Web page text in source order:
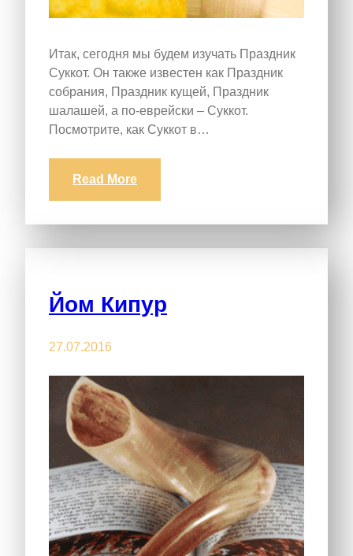
Итак, сегодня мы будем изучать Праздник
Суккот. Он также известен как Праздник
собрания, Праздник кущей, Праздник
шалашей, а по-еврейски – Суккот.
Посмотрите, как Суккот в…
Read More
Йом Кипур
27.07.2016